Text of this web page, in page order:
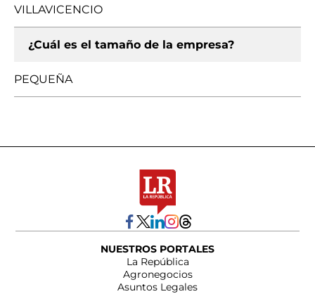
VILLAVICENCIO
¿Cuál es el tamaño de la empresa?
PEQUEÑA
NUESTROS PORTALES
La República
Agronegocios
Asuntos Legales